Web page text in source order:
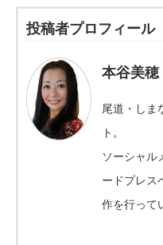
投稿者プロフィール
本谷美穂
尾道・しま
ト。
ソーシャル
ードプレス
作を行って